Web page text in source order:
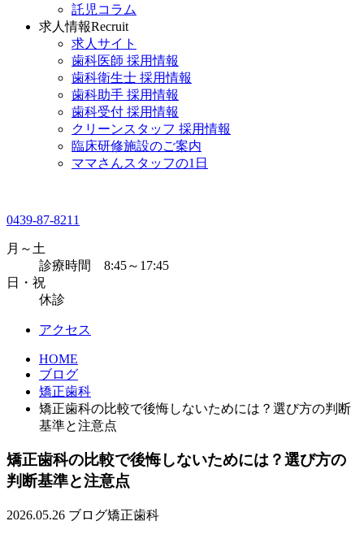
託児コラム
求人情報Recruit
求人サイト
歯科医師 採用情報
歯科衛生士 採用情報
歯科助手 採用情報
歯科受付 採用情報
クリーンスタッフ 採用情報
臨床研修施設のご案内
ママさんスタッフの1日
0439-87-8211
月～土
診療時間 8:45～17:45
日・祝
休診
アクセス
HOME
ブログ
矯正歯科
矯正歯科の比較で後悔しないためには？選び方の判断
基準と注意点
矯正歯科の比較で後悔しないためには？選び方の
判断基準と注意点
2026.05.26 ブログ矯正歯科